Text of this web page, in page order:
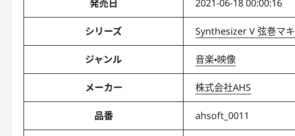
発売日 2021-06-18 00:00:16
シリーズ Synthesizer V 弦巻マキ
ジャンル 音楽・映像
メーカー 株式会社AHS
品番 ahsoft_0011